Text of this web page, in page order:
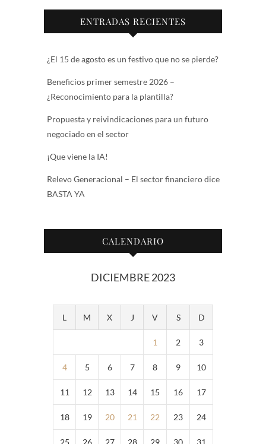
ENTRADAS RECIENTES
¿El 15 de agosto es un festivo que no se pierde?
Beneficios primer semestre 2026 –
¿Reconocimiento para la plantilla?
Propuesta y reivindicaciones para un futuro
negociado en el sector
¡Que viene la IA!
Relevo Generacional – El sector financiero dice
BASTA YA
CALENDARIO
DICIEMBRE 2023
L M X J V S D
1 2 3
4 5 6 7 8 9 10
11 12 13 14 15 16 17
18 19 20 21 22 23 24
25 26 27 28 29 30
31